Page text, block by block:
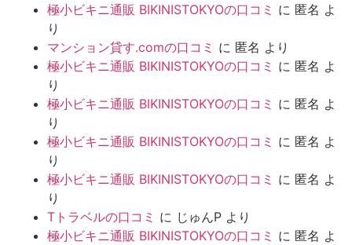
極小ビキニ通販 BIKINISTOKYOの口コミ に 匿名 よ
り
マンション貸す.comの口コミ に 匿名 より
極小ビキニ通販 BIKINISTOKYOの口コミ に 匿名 よ
り
極小ビキニ通販 BIKINISTOKYOの口コミ に 匿名 よ
り
極小ビキニ通販 BIKINISTOKYOの口コミ に 匿名 よ
り
極小ビキニ通販 BIKINISTOKYOの口コミ に 匿名 よ
り
Tトラベルの口コミ に じゅんP より
極小ビキニ通販 BIKINISTOKYOの口コミ に 匿名 よ